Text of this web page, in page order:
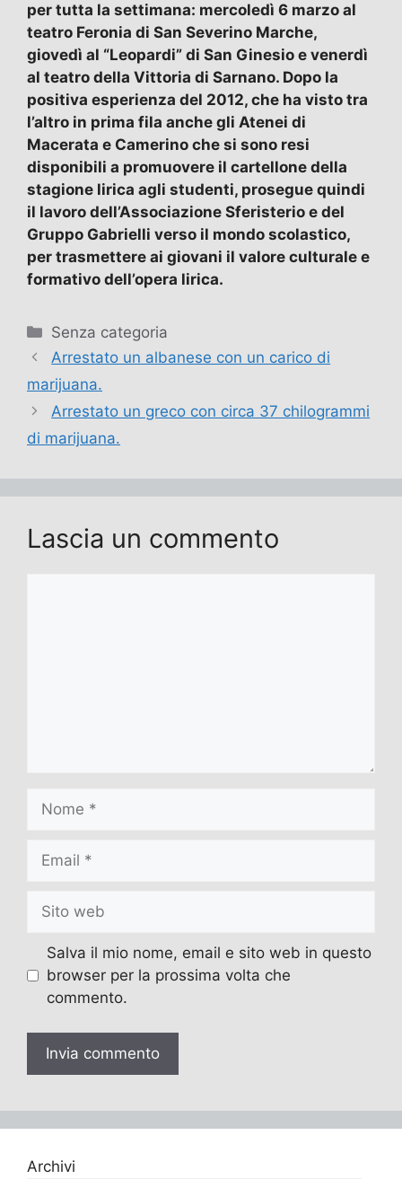
per tutta la settimana: mercoledì 6 marzo al
teatro Feronia di San Severino Marche,
giovedì al “Leopardi” di San Ginesio e venerdì
al teatro della Vittoria di Sarnano. Dopo la
positiva esperienza del 2012, che ha visto tra
l’altro in prima fila anche gli Atenei di
Macerata e Camerino che si sono resi
disponibili a promuovere il cartellone della
stagione lirica agli studenti, prosegue quindi
il lavoro dell’Associazione Sferisterio e del
Gruppo Gabrielli verso il mondo scolastico,
per trasmettere ai giovani il valore culturale e
formativo dell’opera lirica.
Categorie
Senza categoria
Arrestato un albanese con un carico di
marijuana.
Arrestato un greco con circa 37 chilogrammi
di marijuana.
Lascia un commento
Nome
Email
Sito
web
Salva il mio nome, email e sito web in questo
browser per la prossima volta che
commento.
Archivi